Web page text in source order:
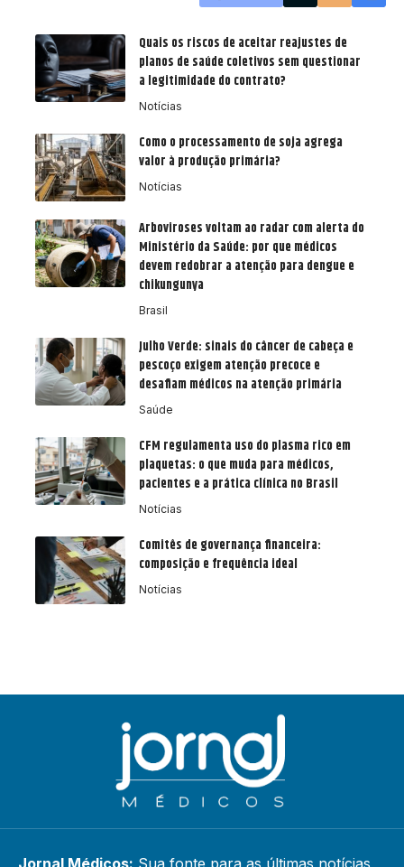
Quais os riscos de aceitar reajustes de
planos de saúde coletivos sem questionar
a legitimidade do contrato?
Notícias
Como o processamento de soja agrega
valor à produção primária?
Notícias
Arboviroses voltam ao radar com alerta do
Ministério da Saúde: por que médicos
devem redobrar a atenção para dengue e
chikungunya
Brasil
Julho Verde: sinais do câncer de cabeça e
pescoço exigem atenção precoce e
desafiam médicos na atenção primária
Saúde
CFM regulamenta uso do plasma rico em
plaquetas: o que muda para médicos,
pacientes e a prática clínica no Brasil
Notícias
Comitês de governança financeira:
composição e frequência ideal
Notícias